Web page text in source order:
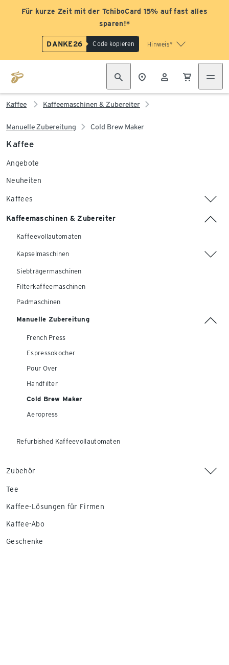
Für kurze Zeit mit der TchiboCard 15% auf fast alles
sparen!*
DANKE26 Code kopieren Hinweis*
Kaffee Kaffeemaschinen & Zubereiter
Manuelle Zubereitung Cold Brew Maker
Kaffee
Angebote
Neuheiten
Kaffees
Kaffeemaschinen & Zubereiter
Kaffeevollautomaten
Kapselmaschinen
Siebträgermaschinen
Filterkaffeemaschinen
Padmaschinen
Manuelle Zubereitung
French Press
Espressokocher
Pour Over
Handfilter
Cold Brew Maker
Aeropress
Refurbished Kaffeevollautomaten
Zubehör
Tee
Kaffee-Lösungen für Firmen
Kaffee-Abo
Geschenke